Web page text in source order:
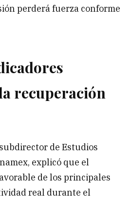
perderá fuerza conforme
recuperación
de Estudios
explicó que el
de los principales
real durante el